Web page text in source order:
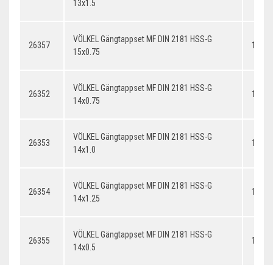
13x1.5
26357
VÖLKEL Gängtappset MF DIN 2181 HSS-G
15x0.75
26352
VÖLKEL Gängtappset MF DIN 2181 HSS-G
14x0.75
26353
VÖLKEL Gängtappset MF DIN 2181 HSS-G
14x1.0
26354
VÖLKEL Gängtappset MF DIN 2181 HSS-G
14x1.25
26355
VÖLKEL Gängtappset MF DIN 2181 HSS-G
14x0.5